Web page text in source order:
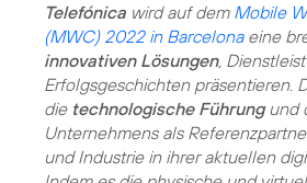
Telefónica wird auf dem Mobile
(MWC) 2022 in Barcelonaeine
innovativen Lösungen,
Erfolgsgeschichten präsentieren.
die technologische Führungund
Unternehmens als
und Industrie in ihrer aktuellen